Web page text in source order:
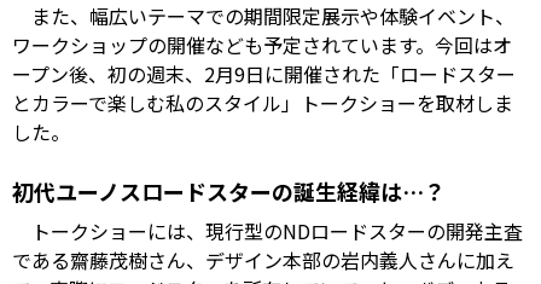
また、幅広いテーマでの期間限定展示や体験イベント、
ワークショップの開催なども予定されています。今回はオ
ープン後、初の週末、2月9日に開催された「ロードスター
とカラーで楽しむ私のスタイル」トークショーを取材しま
した。
初代ユーノスロードスターの誕生経緯は…？
トークショーには、現行型のNDロードスターの開発主査
である齋藤茂樹さん、デザイン本部の岩内義人さんに加え